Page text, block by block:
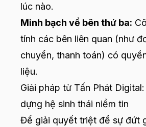
lúc nào.
Minh bạch về bên thứ ba:
tính các bên liên quan (như
chuyển, thanh toán) có
liệu.
Giải pháp từ Tấn Phát
dựng hệ sinh thái niềm tin
Để giải quyết triệt để sự đứt